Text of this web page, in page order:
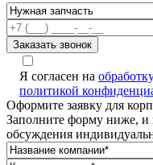
Я согласен на
политикой
Оформите заявку для
Заполните форму ниже, и
обсуждения